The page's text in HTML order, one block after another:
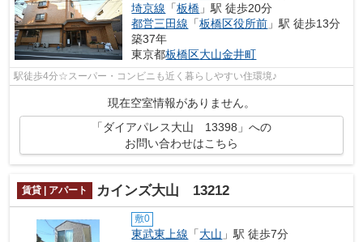
埼京線 「板橋 」駅 徒歩20分
都営三田線 「板橋区役所前 」駅 徒歩13分
築37年
東京都板橋区大山金井町
駅徒歩4分☆スーパー・コンビニも近く暮らしやすい住環境♪
現在空室情報がありません。
「ダイアパレス大山 13398」への
お問い合わせはこちら
賃貸 | アパート カインズ大山 13212
敷0
東武東上線 「大山 」駅 徒歩7分